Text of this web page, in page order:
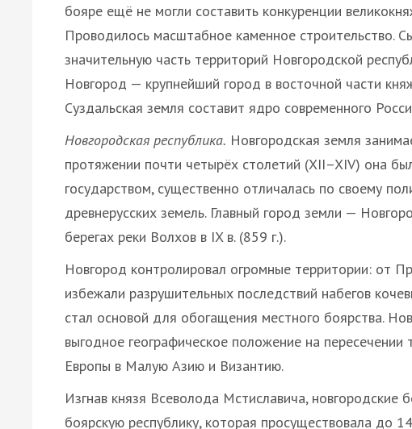
бояре ещё не могли составить конкуренции
Проводилось масштабное каменное строительство.
значительную часть территорий Новгородской
Новгород — крупнейший город в восточной части
Суздальская земля составит ядро современного
Новгородская республика. Новгородская земля
протяжении почти четырёх столетий (XII–XIV) она
государством, существенно отличалась по своему
древнерусских земель. Главный город земли —
берегах реки Волхов в IX в. (859 г.).
Новгород контролировал огромные территории: от
избежали разрушительных последствий набегов
стал основой для обогащения местного боярства.
выгодное географическое положение на
Европы в Малую Азию и Византию.
Изгнав князя Всеволода Мстиславича, новгородские
боярскую республику, которая просуществовала до